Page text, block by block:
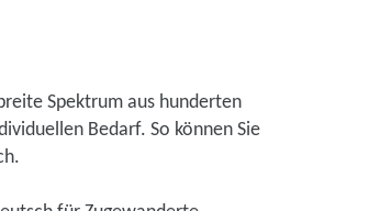
Spektrum aus hunderten
Bedarf. So können Sie